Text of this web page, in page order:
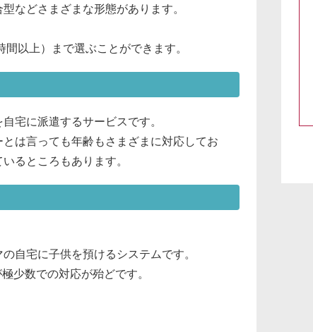
などさまざまな形態があります。
以上）まで選ぶことができます。
宅に派遣するサービスです。
は言っても年齢もさまざまに対応してお
るところもあります。
自宅に子供を預けるシステムです。
少数での対応が殆どです。